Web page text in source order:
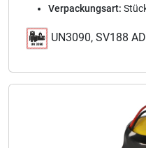
Verpackungsart:
UN3090, SV188